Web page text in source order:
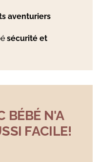
aventuriers
sécurité et
BÉBÉ N'A
FACILE!